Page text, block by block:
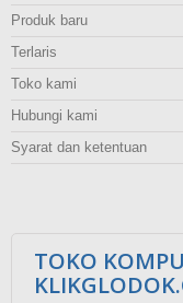
Produk baru
Terlaris
Toko kami
Hubungi kami
Syarat dan ketentuan
TOKO